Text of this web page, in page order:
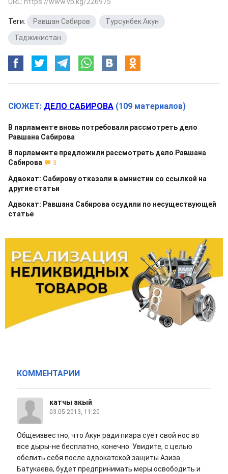
Теги: Равшан Сабиров Турсунбек Акун
Таджикистан
СЮЖЕТ: ДЕЛО САБИРОВА (109 материалов)
В парламенте вновь потребовали рассмотреть дело
Равшана Сабирова
В парламенте предложили рассмотреть дело Равшана
Сабирова
3
Адвокат: Сабирову отказали в амнистии со ссылкой на
другие статьи
Адвокат: Равшана Сабирова осудили по несуществующей
статье
КОММЕНТАРИИ
катчы акый
03.05.2013, 11:20
Общеизвестно, что Акун ради пиара сует свой нос во
все дыры-не бесплатно, конечно. Увидите, с целью
обелить себя после адвокатской защиты Азиза
Батукаева, будет предпринимать меры освободить и